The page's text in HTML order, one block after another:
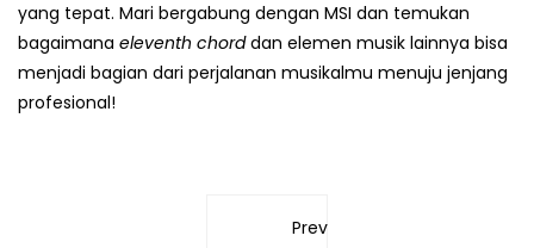
yang tepat. Mari bergabung dengan MSI dan temukan
bagaimana eleventh chorddan elemen musik lainnya bisa
menjadi bagian dari perjalanan musikalmu menuju jenjang
profesional!
Previous